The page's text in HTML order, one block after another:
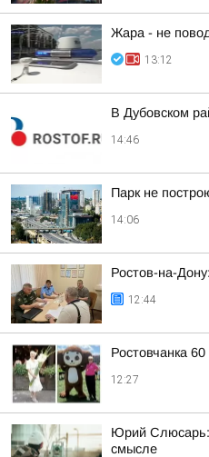
Жара - не
13:12
В Дубовском
14:46
Парк не
14:06
Ростов-на-
12:44
Ростовчанка
12:27
Юрий Слюсарь:
смысле